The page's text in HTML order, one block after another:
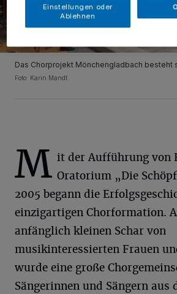
Das Chorprojekt Mönchengladbach besteht
Foto: Karin Mandt
M it der Aufführung von
Oratorium „Die
2005 begann die
einzigartigen Chorformation.
anfänglich kleinen Schar von
musikinteressierten Frauen
wurde eine große
Sängerinnen und Sängern aus
Einstellungen oder
Ablehnen